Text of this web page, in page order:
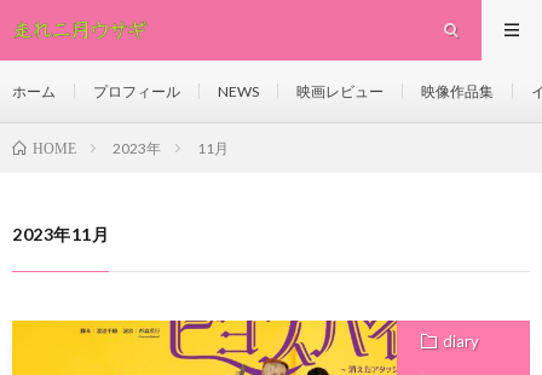
ホーム プロフィール NEWS 映画レビュー 映像作品集
HOME 2023年 11月
2023年11月
diary